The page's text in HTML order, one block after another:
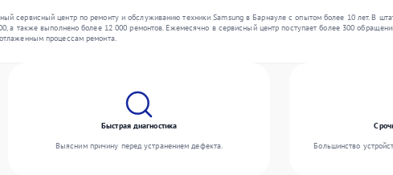
сервисный центр по ремонту и обслуживанию техники Samsung в Барнауле с опытом более 10 лет. В
а также выполнено более 12 000 ремонтов. Ежемесячно в сервисный центр поступает более 300
процессам ремонта.
Быстрая диагностика
Выясним причину перед устранением дефекта.
Большинство